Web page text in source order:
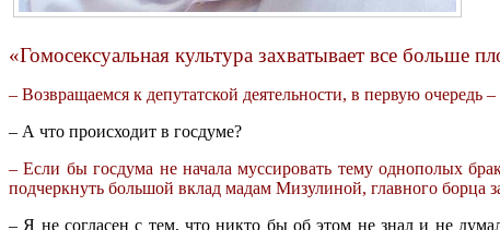
«Гомосексуальная культура захватывает все больше
– Возвращаемся к депутатской деятельности, в первую
– А что происходит в госдуме?
– Если бы госдума не начала муссировать тему однополых
подчеркнуть большой вклад мадам Мизулиной, главного борца
– Я не согласен с тем, что никто бы об этом не знал и не